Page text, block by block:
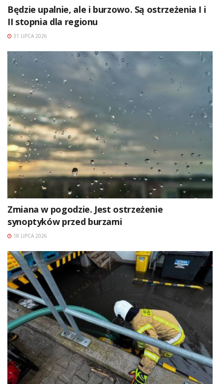
Będzie upalnie, ale i burzowo. Są ostrzeżenia I i
II stopnia dla regionu
31 LIPCA 2026
Zmiana w pogodzie. Jest ostrzeżenie
synoptyków przed burzami
18 LIPCA 2026